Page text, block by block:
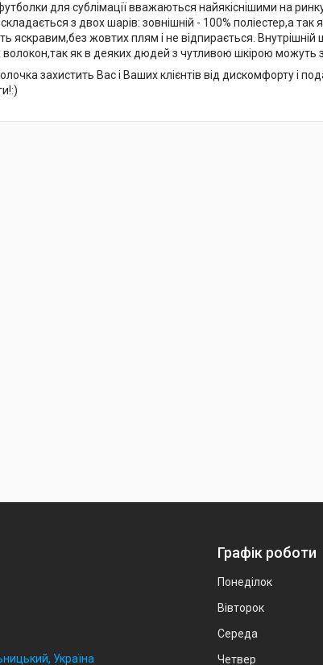
для сублімації вважаються найякіснішими на
з двох шарів: зовнішній - 100% поліестер,а так
яскравим,без жовтих плям і не відпирається.
волокон,так як в деяких дюдей з чутливою шкірою можуть
захистить Вас і Ваших клієнтів від дискомфорту і
Україна
Графік роботи
Понеділок
Вівторок
Середа
Четвер